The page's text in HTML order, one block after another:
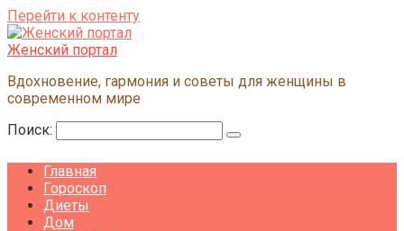
Перейти к контенту
Женский портал
Вдохновение, гармония и советы для женщины в
современном мире
Поиск:
Главная
Гороскоп
Диеты
Дом